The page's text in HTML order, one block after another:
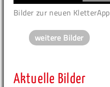
Bilder zur neuen KletterApp
weitere Bilder
Aktuelle Bilder